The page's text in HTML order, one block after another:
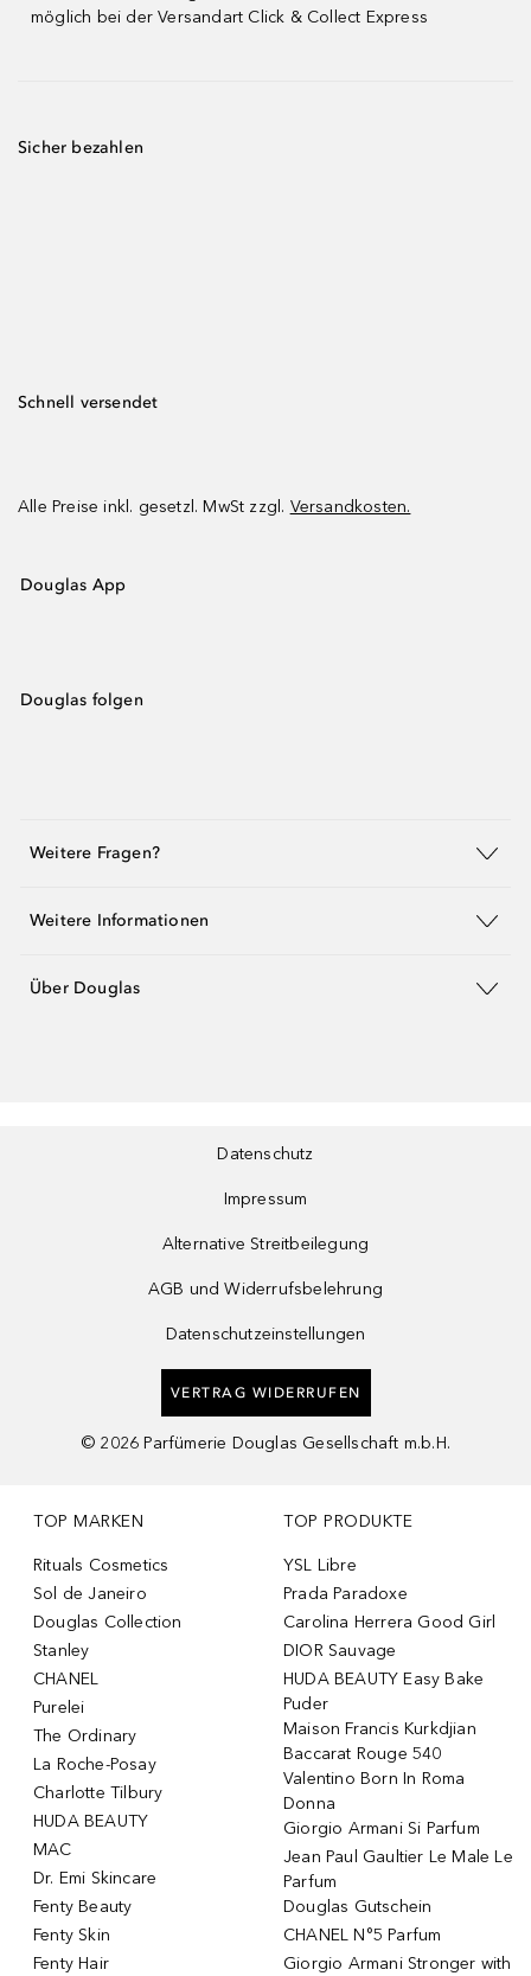
möglich bei der Versandart Click & Collect Express
Sicher bezahlen
Schnell versendet
Alle Preise inkl. gesetzl. MwSt zzgl. Versandkosten.
Douglas App
Douglas folgen
Weitere Fragen?
Weitere Informationen
Über Douglas
Datenschutz
Impressum
Alternative Streitbeilegung
AGB und Widerrufsbelehrung
Datenschutzeinstellungen
VERTRAG WIDERRUFEN
© 2026 Parfümerie Douglas Gesellschaft m.b.H.
TOP MARKEN
Rituals Cosmetics
Sol de Janeiro
Douglas Collection
Stanley
CHANEL
Purelei
The Ordinary
La Roche-Posay
Charlotte Tilbury
HUDA BEAUTY
MAC
Dr. Emi Skincare
Fenty Beauty
Fenty Skin
Fenty Hair
TOP PRODUKTE
YSL Libre
Prada Paradoxe
Carolina Herrera Good Girl
DIOR Sauvage
HUDA BEAUTY Easy Bake
Puder
Maison Francis Kurkdjian
Baccarat Rouge 540
Valentino Born In Roma
Donna
Giorgio Armani Si Parfum
Jean Paul Gaultier Le Male Le
Parfum
Douglas Gutschein
CHANEL N°5 Parfum
Giorgio Armani Stronger with